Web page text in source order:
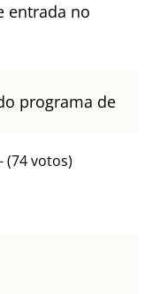
entrada no
programa de
(74 votos)